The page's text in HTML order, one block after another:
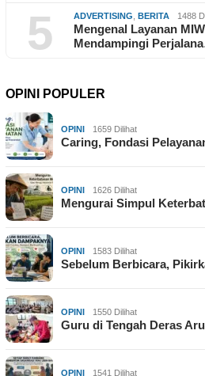
5 ADVERTISING BERITA 1488
Mengenal Layanan
Mendampingi
OPINI POPULER
OPINI 1659 Dilihat
Caring, Fondasi
OPINI 1626 Dilihat
Mengurai Simpul
OPINI 1583 Dilihat
Sebelum Berbicara,
OPINI 1550 Dilihat
Guru di Tengah Deras
OPINI 1541 Dilihat